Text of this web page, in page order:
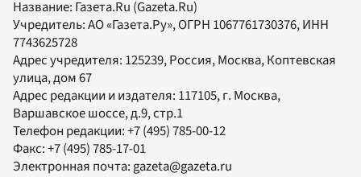
Название: Газета.Ru (Gazeta.Ru)
Учредитель:АО «Газета.Ру», ОГРН 1067761730376, ИНН
7743625728
Адрес учредителя: 125239, Россия, Москва, Коптевская
улица, дом 67
Адрес редакции и издателя: 117105, г. Москва,
Варшавское шоссе, д.9, стр.1
Телефон редакции:+7 (495) 785-00-12
Факс:+7 (495) 785-17-01
Электронная почта: gazeta@gazeta.ru